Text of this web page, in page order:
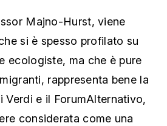
Majno-Hurst, viene
si è spesso profilato su
ecologiste, ma che è pure
rappresenta bene la
Verdi e il ForumAlternativo,
considerata come una